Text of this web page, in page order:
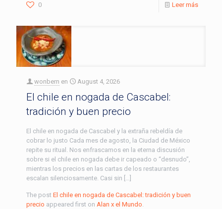
0 Leer más
wonbern en August 4, 2026
El chile en nogada de Cascabel:
tradición y buen precio
El chile en nogada de Cascabel y la extraña rebeldía de
cobrar lo justo Cada mes de agosto, la Ciudad de México
repite su ritual. Nos enfrascamos en la eterna discusión
sobre si el chile en nogada debe ir capeado o “desnudo”,
mientras los precios en las cartas de los restaurantes
escalan silenciosamente. Casi sin […]
The post El chile en nogada de Cascabel: tradición y buen
precio appeared first on Alan x el Mundo